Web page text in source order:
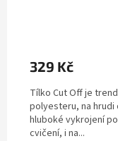
329 Kč
Tílko Cut Off je
polyesteru, na hrudi
hluboké vykrojení
cvičení, i na...